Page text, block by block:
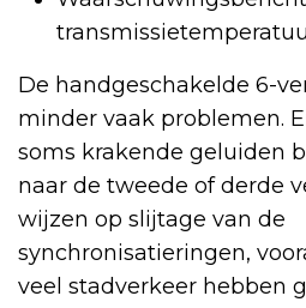
De handgeschakelde 6-
minder vaak problemen.
soms krakende geluiden
naar de tweede of derde
wijzen op slijtage van de
synchronisatieringen,
veel stadverkeer hebben